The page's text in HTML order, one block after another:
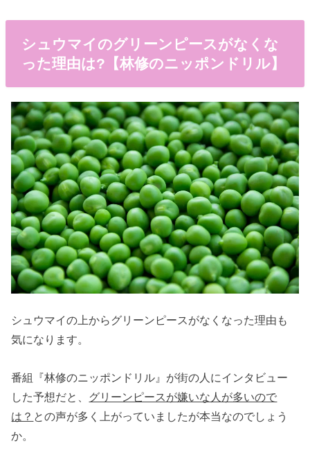
シュウマイのグリーンピースがなくな
った理由は?【林修のニッポンドリル】
シュウマイの上からグリーンピースがなくなった理由も
気になります。
番組『林修のニッポンドリル』が街の人にインタビュー
した予想だと、 グリーンピースが嫌いな人が多いので
は？ との声が多く上がっていましたが本当なのでしょう
か。